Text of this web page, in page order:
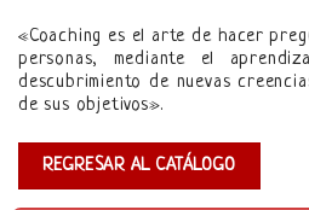
«Coaching es el arte de hacer
personas, mediante el
descubrimiento de nuevas
de sus objetivos».
REGRESAR AL CATÁLOGO